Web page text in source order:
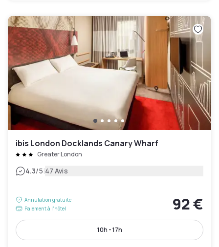
ibis London Docklands Canary Wharf
Greater London
4.3/5|47 Avis
Annulation gratuite
Paiement à l'hôtel
92 €
10h - 17h